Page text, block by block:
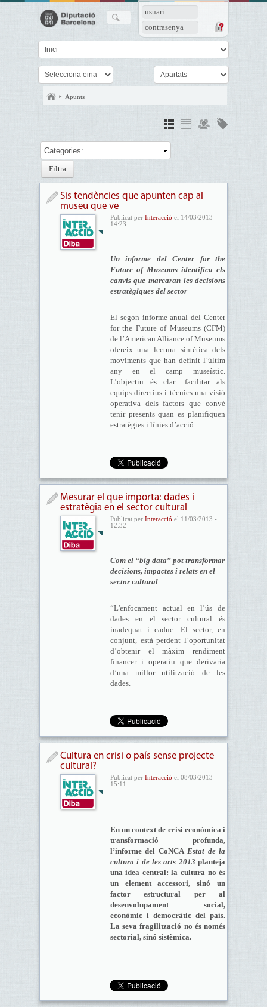
usuari
contrasenya
Apunts
Categories:
Sis tendències que apunten cap al
museu que ve
Publicat per Interacció el 14/03/2013 -
14:23
Un informe del Center for the
Future of Museums identifica els
canvis que marcaran les decisions
estratègiques del sector
El segon informe anual del Center
for the Future of Museums (CFM)
de l’American Alliance of Museums
ofereix una lectura sintètica dels
moviments que han definit l’últim
any en el camp museístic.
L’objectiu és clar: facilitar als
equips directius i tècnics una visió
operativa dels factors que convé
tenir presents quan es planifiquen
estratègies i línies d’acció.
Mesurar el que importa: dades i
estratègia en el sector cultural
Publicat per Interacció el 11/03/2013 -
12:32
Com el “big data” pot transformar
decisions, impactes i relats en el
sector cultural
“L'enfocament actual en l’ús de
dades en el sector cultural és
inadequat i caduc. El sector, en
conjunt, està perdent l’oportunitat
d’obtenir el màxim rendiment
financer i operatiu que derivaria
d’una millor utilització de les
dades.
Cultura en crisi o país sense projecte
cultural?
Publicat per Interacció el 08/03/2013 -
15:11
En un context de crisi econòmica i
transformació profunda,
l’informe del CoNCAEstat de la
cultura i de les arts 2013planteja
una idea central: la cultura no és
un element accessori, sinó un
factor estructural per al
desenvolupament social,
econòmic i democràtic del país.
La seva fragilització no és només
sectorial, sinó sistèmica.